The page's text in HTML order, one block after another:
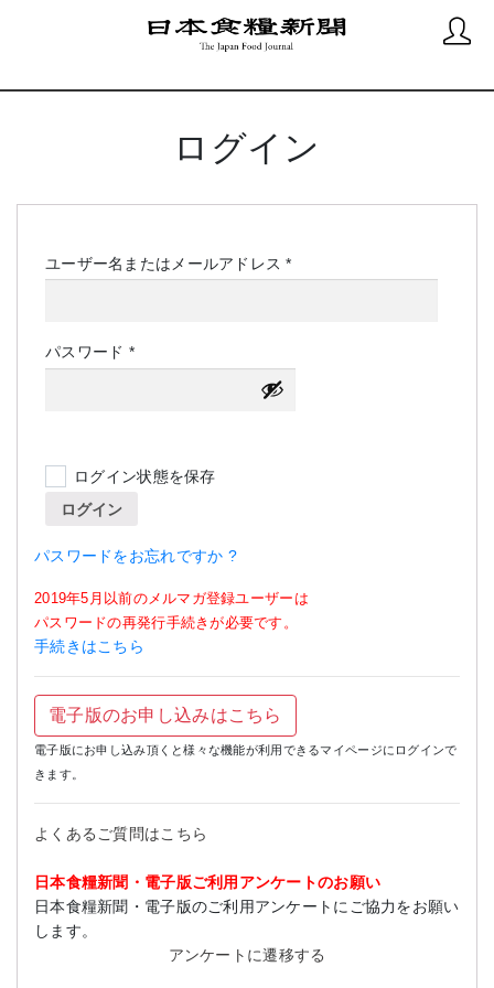
ログイン
ユーザー名またはメールアドレス*必
パスワード *必
須
ログイン状態を保存
ログイン
パスワードをお忘れですか ?
2019年5月以前のメルマガ登録ユーザーは
パスワードの再発行手続きが必要です。
手続きはこちら
電子版のお申し込みはこちら
電子版にお申し込み頂くと様々な機能が利用できるマイページにログインで
きます。
よくあるご質問はこちら
日本食糧新聞・電子版ご利用アンケートのお願い
日本食糧新聞・電子版のご利用アンケートにご協力をお願い
します。
アンケートに遷移する